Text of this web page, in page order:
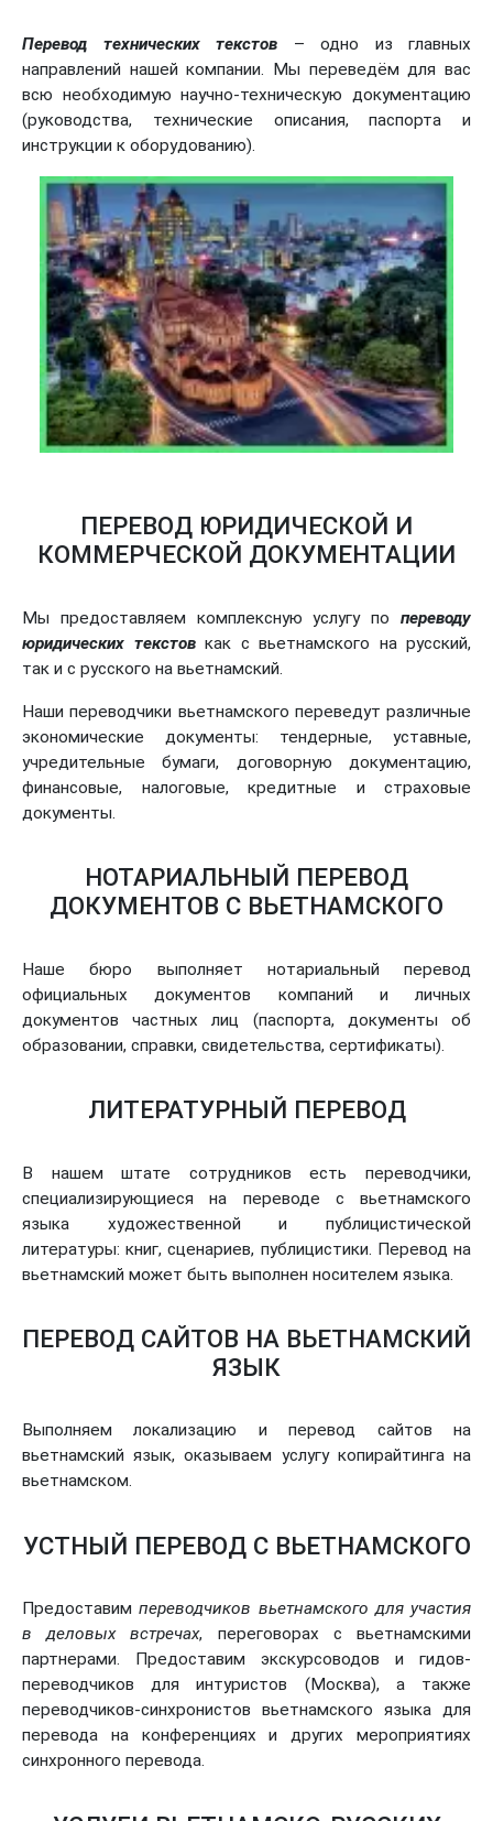
Перевод технических текстов – одно из главных
направлений нашей компании. Мы переведём для вас
всю необходимую научно-техническую документацию
(руководства, технические описания, паспорта и
инструкции к оборудованию).
ПЕРЕВОД ЮРИДИЧЕСКОЙ И
КОММЕРЧЕСКОЙ ДОКУМЕНТАЦИИ
Мы предоставляем комплексную услугу по переводу
юридических текстовкак с вьетнамского на русский,
так и с русского на вьетнамский.
Наши переводчики вьетнамского переведут различные
экономические документы: тендерные, уставные,
учредительные бумаги, договорную документацию,
финансовые, налоговые, кредитные и страховые
документы.
НОТАРИАЛЬНЫЙ ПЕРЕВОД
ДОКУМЕНТОВ С ВЬЕТНАМСКОГО
Наше бюро выполняет нотариальный перевод
официальных документов компаний и личных
документов частных лиц (паспорта, документы об
образовании, справки, свидетельства, сертификаты).
ЛИТЕРАТУРНЫЙ ПЕРЕВОД
В нашем штате сотрудников есть переводчики,
специализирующиеся на переводе с вьетнамского
языка художественной и публицистической
литературы: книг, сценариев, публицистики. Перевод на
вьетнамский может быть выполнен носителем языка.
ПЕРЕВОД САЙТОВ НА ВЬЕТНАМСКИЙ
ЯЗЫК
Выполняем локализацию и перевод сайтов на
вьетнамский язык, оказываем услугу копирайтинга на
вьетнамском.
УСТНЫЙ ПЕРЕВОД С ВЬЕТНАМСКОГО
Предоставимпереводчиков вьетнамского для участия
в деловых встречах, переговорах с вьетнамскими
партнерами. Предоставим экскурсоводов и гидов-
переводчиков для интуристов (Москва), а также
переводчиков-синхронистов вьетнамского языка для
перевода на конференциях и других мероприятиях
синхронного перевода.